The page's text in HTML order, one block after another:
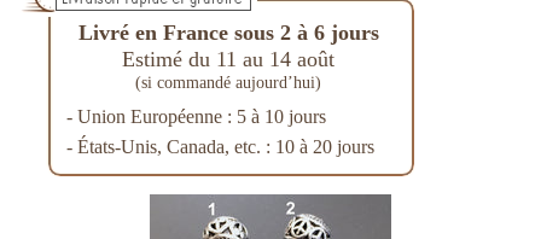
Livré en France sous 2 à 6 jours
Estimé du 11 au 14 août
(si commandé aujourd’hui)
- Union Européenne : 5 à 10 jours
- États-Unis, Canada, etc. : 10 à 20 jours